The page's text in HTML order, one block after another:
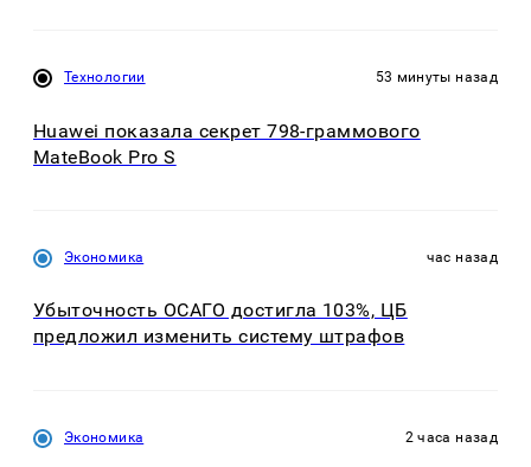
Технологии 53 минуты назад
Huawei показала секрет 798-граммового
MateBook Pro S
Экономика час назад
Убыточность ОСАГО достигла 103%, ЦБ
предложил изменить систему штрафов
Экономика 2 часа назад